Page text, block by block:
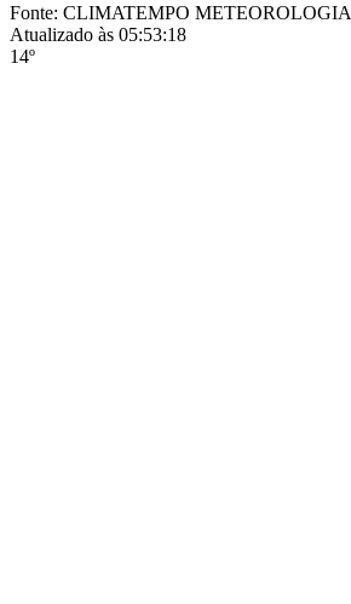
Fonte: CLIMATEMPO METEOROLOGIA
Atualizado às 05:53:18
14º